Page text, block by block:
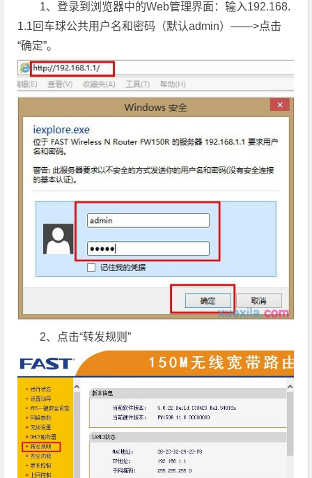
1、登录到浏览器中的Web管理界面：输入192.168.
1.1回车球公共用户名和密码（默认admin）——>点击
“确定”。
2、点击“转发规则”